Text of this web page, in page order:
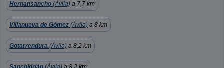
Hernansancho (Ávila) a 7,7 km
Villanueva de Gómez (Ávila) a 8 km
Gotarrendura (Ávila) a 8,2 km